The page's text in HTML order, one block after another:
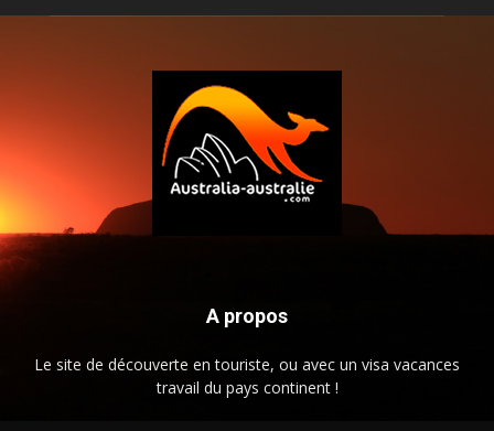
A propos
Le site de découverte en touriste, ou avec un visa vacances
travail du pays continent !